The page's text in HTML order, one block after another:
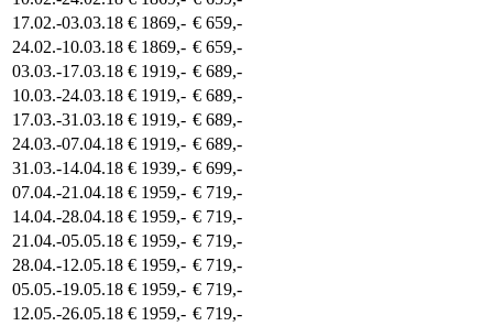
17.02.-03.03.18 € 1869,- € 659,-
24.02.-10.03.18 € 1869,- € 659,-
03.03.-17.03.18 € 1919,- € 689,-
10.03.-24.03.18 € 1919,- € 689,-
17.03.-31.03.18 € 1919,- € 689,-
24.03.-07.04.18 € 1919,- € 689,-
31.03.-14.04.18 € 1939,- € 699,-
07.04.-21.04.18 € 1959,- € 719,-
14.04.-28.04.18 € 1959,- € 719,-
21.04.-05.05.18 € 1959,- € 719,-
28.04.-12.05.18 € 1959,- € 719,-
05.05.-19.05.18 € 1959,- € 719,-
12.05.-26.05.18 € 1959,- € 719,-